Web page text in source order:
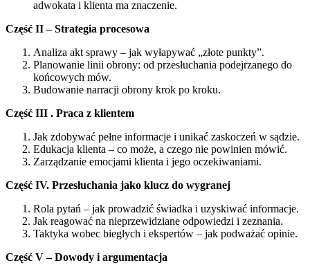
adwokata i klienta ma znaczenie.
Część II – Strategia procesowa
Analiza akt sprawy – jak wyłapywać „złote punkty”.
Planowanie linii obrony: od przesłuchania podejrzanego do
końcowych mów.
Budowanie narracji obrony krok po kroku.
Część III . Praca z klientem
Jak zdobywać pełne informacje i unikać zaskoczeń w sądzie.
Edukacja klienta – co może, a czego nie powinien mówić.
Zarządzanie emocjami klienta i jego oczekiwaniami.
Część IV. Przesłuchania jako klucz do wygranej
Rola pytań – jak prowadzić świadka i uzyskiwać informacje.
Jak reagować na nieprzewidziane odpowiedzi i zeznania.
Taktyka wobec biegłych i ekspertów – jak podważać opinie.
Część V – Dowody i argumentacja